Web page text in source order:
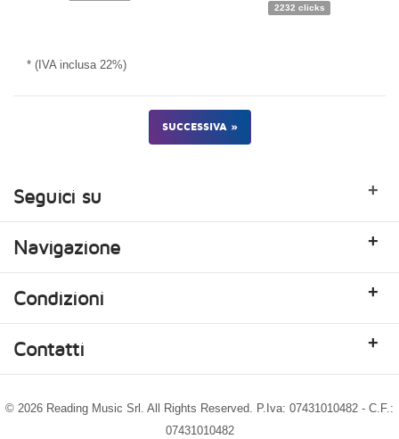
2232 clicks
* (IVA inclusa 22%)
SUCCESSIVA »
Seguici su +
Navigazione +
Condizioni +
Contatti +
© 2026 Reading Music Srl. All Rights Reserved. P.Iva: 07431010482 - C.F.:
07431010482